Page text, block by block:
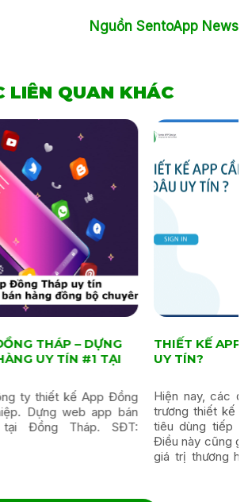
Nguồn SentoApp News
LIÊN QUAN KHÁC
CẦN THƠ Ở ĐÂU
vị kinh doanh đều chủ
riêng nhằm giúp người
dịch vụ dễ dàng hơn.
doanh nghiệp nâng cao
THIẾT KẾ APP
TÍN?
Sự ra đời của
thúc đẩy các
càng tăng.
doanh nghiệp
app. Bởi các